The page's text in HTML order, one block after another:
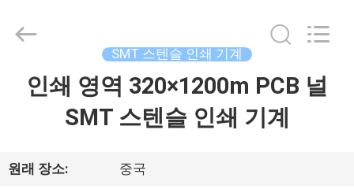
제
Co.,LTD.
SMT 스텐슬 인쇄 기계
인쇄 영역 320×1200m PCB 널
SMT 스텐슬 인쇄 기계
원래 장소: 중국